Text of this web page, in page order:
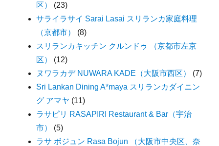
区）
(23)
サライラサイ Sarai Lasai スリランカ家庭料理
（京都市）
(8)
スリランカキッチン クルンドゥ （京都市左京
区）
(12)
ヌワラカデ NUWARA KADE（大阪市西区）
(7)
Sri Lankan Dining A*maya スリランカダイニン
グ アマヤ (11)
ラサピリ RASAPIRI Restaurant & Bar（宇治
市）
(5)
ラサ ボジュン Rasa Bojun （大阪市中央区、奈